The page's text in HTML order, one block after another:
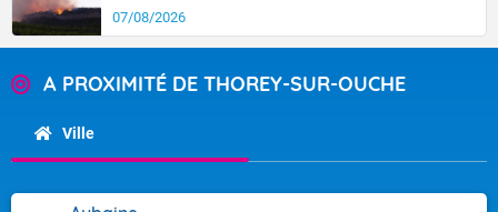
07/08/2026
A PROXIMITÉ DE THOREY-SUR-OUCHE
Ville